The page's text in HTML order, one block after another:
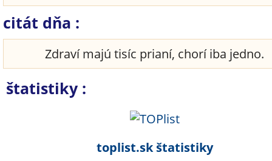
citát dňa :
Zdraví majú tisíc prianí, chorí iba jedno.
štatistiky :
toplist.sk štatistiky